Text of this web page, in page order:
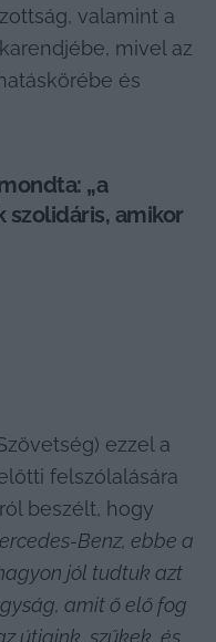
valamint a
mivel az
és
„a
szolidáris, amikor
ezzel a
felszólalására
beszélt, hogy
Benz, ebbe a
jól tudtuk azt
amit ő elő fog
útjaink, szűkek, és